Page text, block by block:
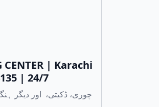
CENTER | Karachi
| 24/7